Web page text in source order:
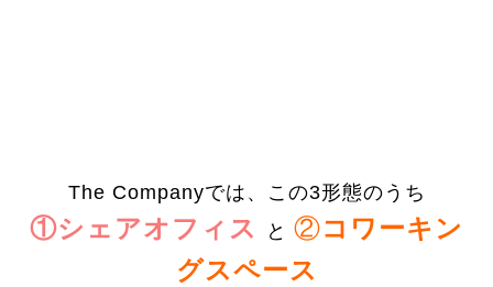
The Companyでは、この3形態のうち
①シェアオフィス と ②コワーキン
グスペース